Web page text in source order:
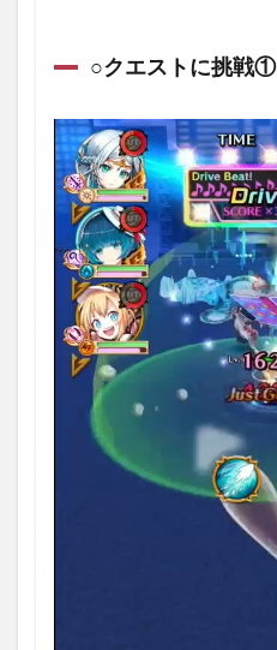
○クエストに挑戦①